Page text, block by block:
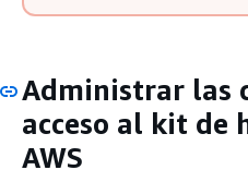
Administrar las
acceso al kit de
AWS